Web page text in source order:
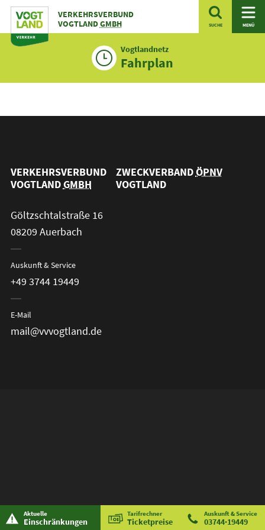
Zum
Inhalt
VERKEHRSVERBUND
VOGTLANDGMBH SUCHE MENÜ
Vogtlandnetz
Fahrplan
Aktuelle
Einschränkungen
Tarifrechner
Ticketpreise
Auskunft & Service
03744·19449
VERKEHRSVERBUND
VOGTLANDGMBH
ZWECKVERBANDÖPNV
VOGTLAND
Göltzschtalstraße 16
08209 Auerbach
Auskunft & Service
+49 3744 19449
E-Mail
mail@vvvogtland.de